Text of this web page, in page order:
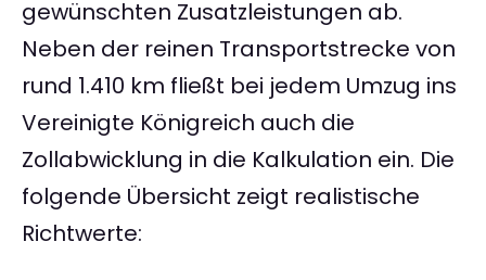
gewünschten Zusatzleistungen ab.
Neben der reinen Transportstrecke von
rund 1.410 km fließt bei jedem Umzug ins
Vereinigte Königreich auch die
Zollabwicklung in die Kalkulation ein. Die
folgende Übersicht zeigt realistische
Richtwerte: